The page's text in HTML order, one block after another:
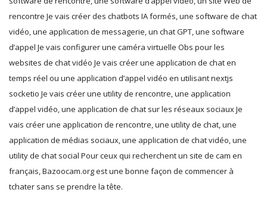
rencontre Je vais créer des chatbots IA formés, une software de chat
vidéo, une application de messagerie, un chat GPT, une software
d’appel Je vais configurer une caméra virtuelle Obs pour les
websites de chat vidéo Je vais créer une application de chat en
temps réel ou une application d’appel vidéo en utilisant nextjs
socketio Je vais créer une utility de rencontre, une application
d’appel vidéo, une application de chat sur les réseaux sociaux Je
vais créer une application de rencontre, une utility de chat, une
application de médias sociaux, une application de chat vidéo, une
utility de chat social Pour ceux qui recherchent un site de cam en
français, Bazoocam.org est une bonne façon de commencer à
tchater sans se prendre la tête.